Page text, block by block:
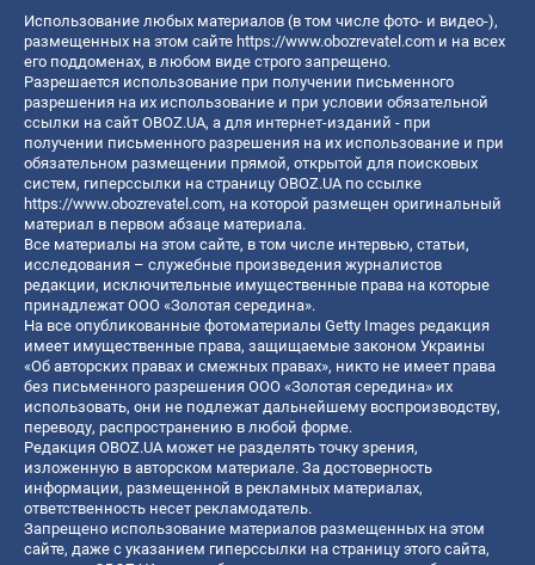
Использование любых материалов (в том числе фото- и видео-),
размещенных на этом сайте https://www.obozrevatel.com и на всех
его поддоменах, в любом виде строго запрещено.
Разрешается использование при получении письменного
разрешения на их использование и при условии обязательной
ссылки на сайт OBOZ.UA, а для интернет-изданий - при
получении письменного разрешения на их использование и при
обязательном размещении прямой, открытой для поисковых
систем, гиперссылки на страницу OBOZ.UA по ссылке
https://www.obozrevatel.com, на которой размещен оригинальный
материал в первом абзаце материала.
Все материалы на этом сайте, в том числе интервью, статьи,
исследования – служебные произведения журналистов
редакции, исключительные имущественные права на которые
принадлежат ООО «Золотая середина».
На все опубликованные фотоматериалы Getty Images редакция
имеет имущественные права, защищаемые законом Украины
«Об авторских правах и смежных правах», никто не имеет права
без письменного разрешения ООО «Золотая середина» их
использовать, они не подлежат дальнейшему воспроизводству,
переводу, распространению в любой форме.
Редакция OBOZ.UA может не разделять точку зрения,
изложенную в авторском материале. За достоверность
информации, размещенной в рекламных материалах,
ответственность несет рекламодатель.
Запрещено использование материалов размещенных на этом
сайте, даже с указанием гиперссылки на страницу этого сайта,